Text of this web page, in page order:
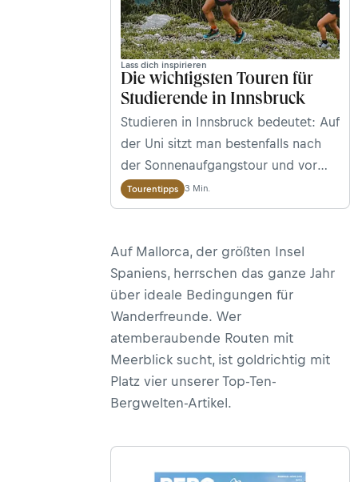
Lass dich inspirieren
Die wichtigsten Touren für
Studierende in Innsbruck
Studieren in Innsbruck bedeutet: Auf
der Uni sitzt man bestenfalls nach
der Sonnenaufgangstour und vor
dem Nachmittags-Trail. Die Ski und
Vollvisierhelme werden schon mit in
nach einer durchzechten Nacht darf
eine einfache Wanderung zur Arzler
Alm nicht fehlen. Neun Touren, die
du während deiner Studentenzeit in
Innsbruck nicht verpassen darfst.
Tourentipps 3 Min.
Auf Mallorca, der größten Insel
Spaniens, herrschen das ganze Jahr
über ideale Bedingungen für
Wanderfreunde. Wer
atemberaubende Routen mit
Meerblick sucht, ist goldrichtig mit
Platz vier unserer Top-Ten-
Bergwelten-Artikel.